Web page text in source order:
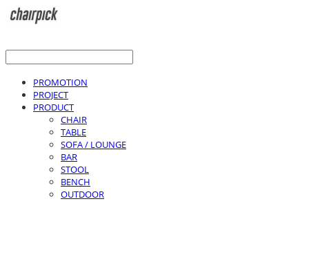
PROMOTION
PROJECT
PRODUCT
CHAIR
TABLE
SOFA / LOUNGE
BAR
STOOL
BENCH
OUTDOOR